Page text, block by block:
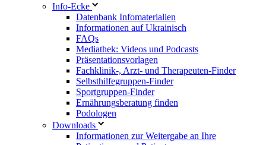
Info-Ecke
Datenbank Infomaterialien
Informationen auf Ukrainisch
FAQs
Mediathek: Videos und Podcasts
Präsentationsvorlagen
Fachklinik-, Arzt- und Therapeuten-Finder
Selbsthilfegruppen-Finder
Sportgruppen-Finder
Ernährungsberatung finden
Podologen
Downloads
Informationen zur Weitergabe an Ihre